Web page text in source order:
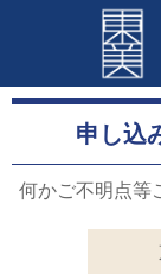
申し込
何かご不明点等